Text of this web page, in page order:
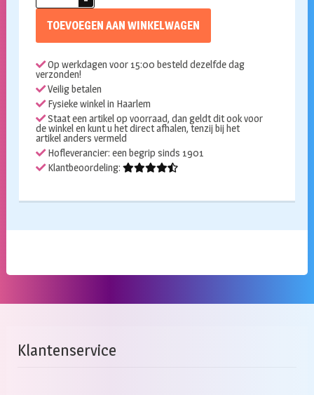
aantal
TOEVOEGEN AAN WINKELWAGEN
Op werkdagen voor 15:00 besteld dezelfde dag
verzonden!
Veilig betalen
Fysieke winkel in Haarlem
Staat een artikel op voorraad, dan geldt dit ook voor
de winkel en kunt u het direct afhalen, tenzij bij het
artikel anders vermeld
Hofleverancier: een begrip sinds 1901
Klantbeoordeling:
Klantenservice